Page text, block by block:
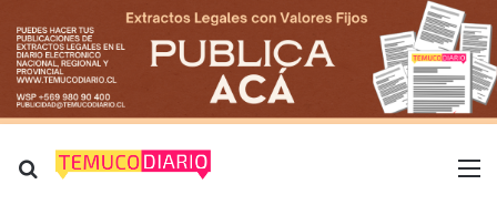
Buscar por